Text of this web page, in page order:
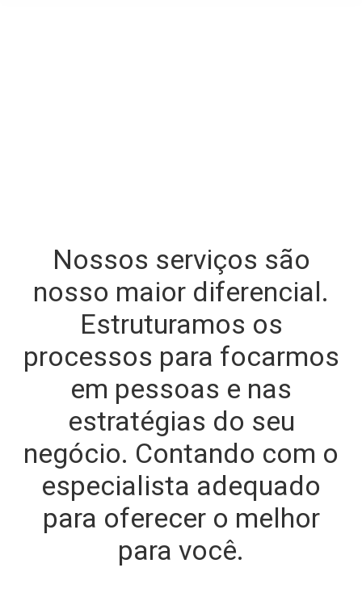
Nossos serviços são
nosso maior diferencial.
Estruturamos os
processos para focarmos
em pessoas e nas
estratégias do seu
negócio. Contando com o
especialista adequado
para oferecer o melhor
para você.